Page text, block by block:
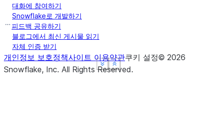
Show less
See more
Show less
See more
Show less
See more
대화에 참여하기
Snowflake로 개발하기
피드백 공유하기
블로그에서 최신 게시물 읽기
자체 인증 받기
개인정보 보호정책사이트 이용약관쿠키 설정© 2026
Snowflake, Inc. All Rights Reserved.